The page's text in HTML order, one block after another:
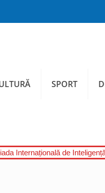
SPORT
Internațională de